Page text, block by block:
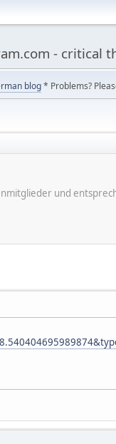
- critical
blog* Problems?
und